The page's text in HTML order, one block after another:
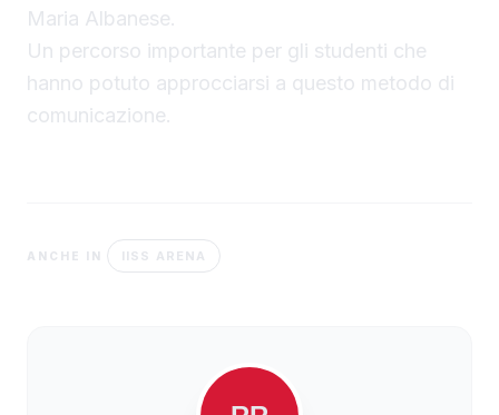
Maria Albanese.
Un percorso importante per gli studenti che
hanno potuto approcciarsi a questo metodo di
comunicazione.
ANCHE IN IISS ARENA